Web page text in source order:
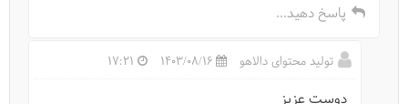
پاسخ دهید...
تولید محتوای دالاهو 1403/08/16
17:21